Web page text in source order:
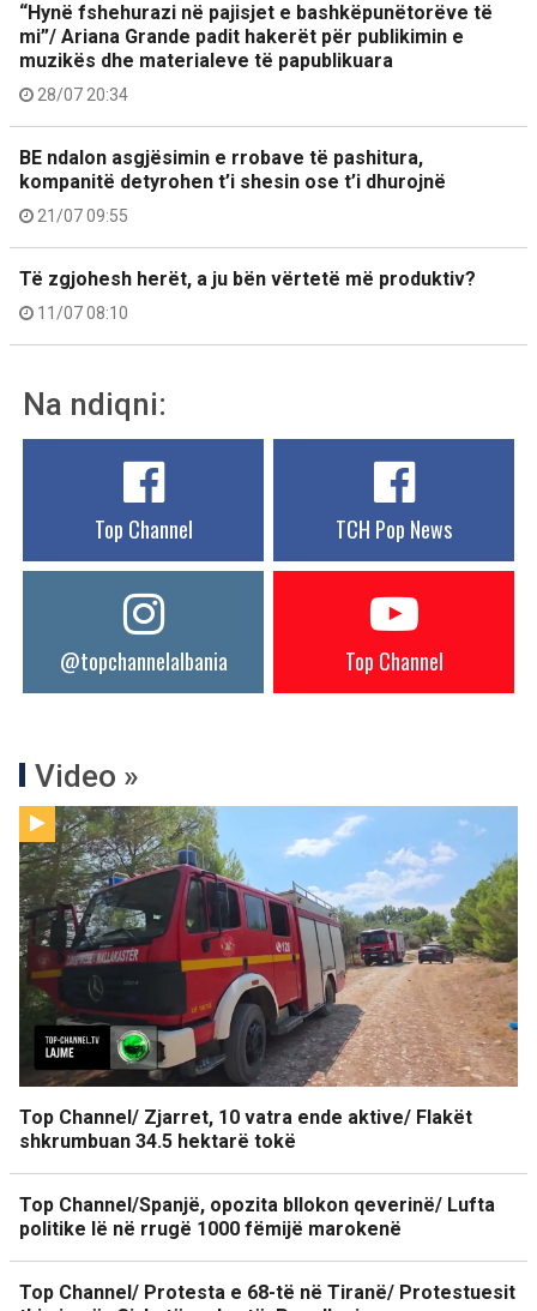
“Hynë fshehurazi në pajisjet e bashkëpunëtorëve të
mi”/ Ariana Grande padit hakerët për publikimin e
muzikës dhe materialeve të papublikuara
28/07 20:34
BE ndalon asgjësimin e rrobave të pashitura,
kompanitë detyrohen t’i shesin ose t’i dhurojnë
21/07 09:55
Të zgjohesh herët, a ju bën vërtetë më produktiv?
11/07 08:10
Na ndiqni:
Top Channel TCH Pop News
@topchannelalbania Top Channel
Video »
Top Channel/ Zjarret, 10 vatra ende aktive/ Flakët
shkrumbuan 34.5 hektarë tokë
Top Channel/Spanjë, opozita bllokon qeverinë/ Lufta
politike lë në rrugë 1000 fëmijë marokenë
Top Channel/ Protesta e 68-të në Tiranë/ Protestuesit